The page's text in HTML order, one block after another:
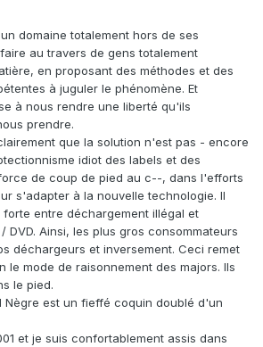
domaine totalement hors de ses
au travers de gens totalement
en proposant des méthodes et des
à juguler le phénomène. Et
à nous rendre une liberté qu'ils
prendre.
que la solution n'est pas - encore
idiot des labels et des
de coup de pied au c--, dans l'efforts
s'adapter à la nouvelle technologie. Il
entre déchargement illégal et
DVD. Ainsi, les plus gros consommateurs
déchargeurs et inversement. Ceci remet
le mode de raisonnement des majors. Ils
le pied.
Nègre est un fieffé coquin doublé d'un
et je suis confortablement assis dans